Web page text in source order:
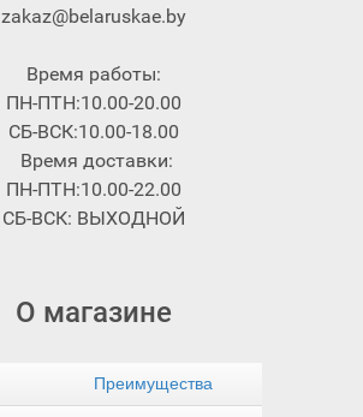
zakaz@belaruskae.by
Время работы:
ПН-ПТН:10.00-20.00
СБ-ВСК:10.00-18.00
Время доставки:
ПН-ПТН:10.00-22.00
СБ-ВСК: ВЫХОДНОЙ
О магазине
Преимущества